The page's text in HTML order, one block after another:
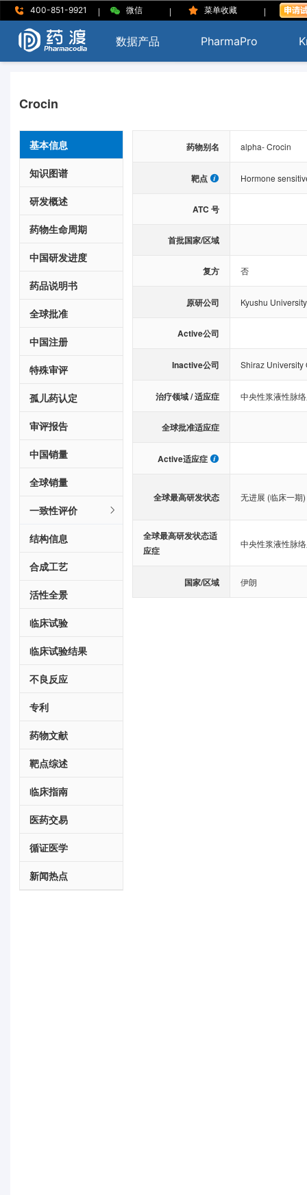
400-851-9921 | 微信 | 菜单收藏 |
数据产品 PharmaPro
Crocin
基本信息
知识图谱
研发概述
药物生命周期
中国研发进度
药品说明书
全球批准
中国注册
特殊审评
孤儿药认定
审评报告
中国销量
全球销量
一致性评价
结构信息
合成工艺
活性全景
临床试验
临床试验结果
不良反应
专利
药物文献
靶点综述
临床指南
医药交易
循证医学
新闻热点
药物别名 alpha- Crocin
靶点 Hormone
ATC 号
首批国家/区域
复方 否
原研公司 Kyushu University
Active公司
Inactive公司 Shiraz University
治疗领域 / 适应症 中央性浆液性脉
全球批准适应症
Active适应症
全球最高研发状态 无进展 (临床一期)
全球最高研发状态适
应症
中央性浆液性脉
国家/区域 伊朗